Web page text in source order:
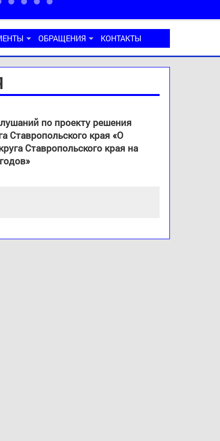
ОБРАЩЕНИЯ КОНТАКТЫ
по проекту решения
Ставропольского края «О
Ставропольского края на